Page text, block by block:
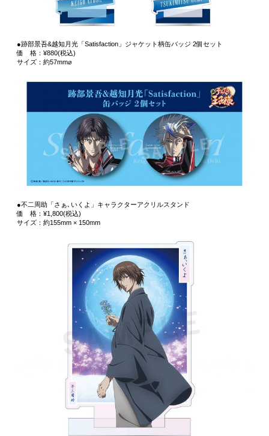
●跡部景吾&越知月光「Satisfaction」ジャケット柄缶バッジ 2個セット
価 格：¥880(税込)
サイズ：約57mm⌀
●不二周助「さぁ､いくよ」キャラクターアクリルスタンド
価 格：¥1,800(税込)
サイズ：約155mm × 150mm